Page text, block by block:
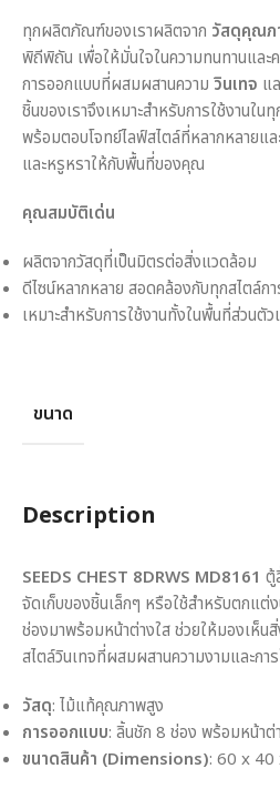
ทุกผลิตภัณฑ์ของเราผลิตจาก วัสดุคุณภ
พิถีพิถัน เพื่อให้มั่นใจในความทนทานและค
การออกแบบที่ผสมผสานความ วินเทจ แ
ชิ้นของเราจึงเหมาะสำหรับการใช้งานใ
พร้อมตอบโจทย์ไลฟ์สไตล์ที่หลากหลายแ
และหรูหราให้กับพื้นที่ของคุณ
คุณสมบัติเด่น
ผลิตจากวัสดุที่เป็นมิตรต่อสิ่งแวดล้อม
ดีไซน์หลากหลาย สอดคล้องกับทุกสไตล์ก
เหมาะสำหรับการใช้งานทั้งในพื้นที่ส่วนตั
ขนาด
Description
SEEDS CHEST 8DRWS MD8161 ตู้
จัดเก็บของชิ้นเล็กๆ หรือใช้สำหรับตกแต่
ช่องมาพร้อมหน้าต่างใส ช่วยให้มองเห็น
สไตล์วินเทจที่ผสมผสานความงามและก
วัสดุ: ไม้แท้คุณภาพสูง
การออกแบบ: ลิ้นชัก 8 ช่อง พร้อมหน้าต่
ขนาดสินค้า (Dimensions): 60 x 40